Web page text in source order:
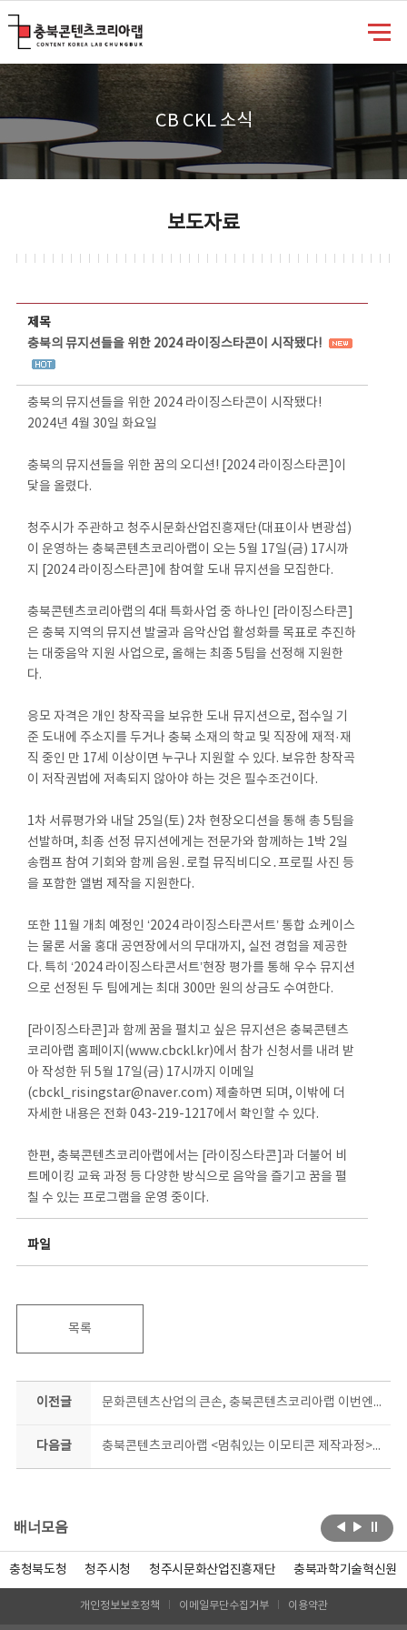
CB CKL 소식
보도자료
제목
충북의 뮤지션들을 위한 2024 라이징스타콘이 시작됐다!
충북의 뮤지션들을 위한 2024 라이징스타콘이 시작됐다!
2024년 4월 30일 화요일
충북의 뮤지션들을 위한 꿈의 오디션! [2024 라이징스타콘]이
닻을 올렸다.
청주시가 주관하고 청주시문화산업진흥재단(대표이사 변광섭)
이 운영하는 충북콘텐츠코리아랩이 오는 5월 17일(금) 17시까
지 [2024 라이징스타콘]에 참여할 도내 뮤지션을 모집한다.
충북콘텐츠코리아랩의 4대 특화사업 중 하나인 [라이징스타콘]
은 충북 지역의 뮤지션 발굴과 음악산업 활성화를 목표로 추진하
는 대중음악 지원 사업으로, 올해는 최종 5팀을 선정해 지원한
다.
응모 자격은 개인 창작곡을 보유한 도내 뮤지션으로, 접수일 기
준 도내에 주소지를 두거나 충북 소재의 학교 및 직장에 재적·재
직 중인 만 17세 이상이면 누구나 지원할 수 있다. 보유한 창작곡
이 저작권법에 저촉되지 않아야 하는 것은 필수조건이다.
1차 서류평가와 내달 25일(토) 2차 현장오디션을 통해 총 5팀을
선발하며, 최종 선정 뮤지션에게는 전문가와 함께하는 1박 2일
송캠프 참여 기회와 함께 음원․로컬 뮤직비디오․프로필 사진 등
을 포함한 앨범 제작을 지원한다.
또한 11월 개최 예정인 ‘2024 라이징스타콘서트’ 통합 쇼케이스
는 물론 서울 홍대 공연장에서의 무대까지, 실전 경험을 제공한
다. 특히 ‘2024 라이징스타콘서트’현장 평가를 통해 우수 뮤지션
으로 선정된 두 팀에게는 최대 300만 원의 상금도 수여한다.
[라이징스타콘]과 함께 꿈을 펼치고 싶은 뮤지션은 충북콘텐츠
코리아랩 홈페이지(www.cbckl.kr)에서 참가 신청서를 내려 받
아 작성한 뒤 5월 17일(금) 17시까지 이메일
(cbckl_risingstar@naver.com) 제출하면 되며, 이밖에 더
자세한 내용은 전화 043-219-1217에서 확인할 수 있다.
한편, 충북콘텐츠코리아랩에서는 [라이징스타콘]과 더불어 비
트메이킹 교육 과정 등 다양한 방식으로 음악을 즐기고 꿈을 펼
칠 수 있는 프로그램을 운영 중이다.
파일
목록
이전글 문화콘텐츠산업의 큰손, 충북콘텐츠코리아랩 이번엔 ‘킥!스타트업 콘텐츠 제작’ 지원
다음글 충북콘텐츠코리아랩 <멈춰있는 이모티콘 제작과정> ‘곰곰희 생각할수록’배워보고 싶네!
배너모음
충청북도청 청주시청 청주시문화산업진흥재단 충북과학기술혁신원
개인정보보호정책 이메일무단수집거부 이용약관